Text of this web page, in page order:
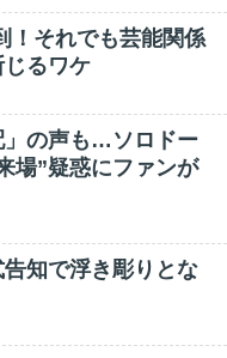
！それでも芸能関係
るワケ
」の声も…ソロドー
場”疑惑にファンが
知で浮き彫りとな